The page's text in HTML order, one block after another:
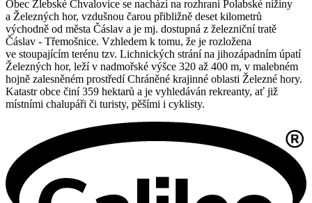
Obec Žlebské Chvalovice se nachází na rozhraní Polabské nížiny
a Železných hor, vzdušnou čarou přibližně deset kilometrů
východně od města Čáslav a je mj. dostupná z železniční tratě
Čáslav - Třemošnice. Vzhledem k tomu, že je rozložena
ve stoupajícím terénu tzv. Lichnických strání na jihozápadním úpatí
Železných hor, leží v nadmořské výšce 320 až 400 m, v malebném
hojně zalesněném prostředí Chráněné krajinné oblasti Železné hory.
Katastr obce činí 359 hektarů a je vyhledáván rekreanty, ať již
místními chalupáři či turisty, pěšími i cyklisty.